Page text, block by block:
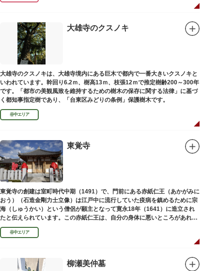
大雄寺のクスノキ
大雄寺のクスノキは、大雄寺境内にある巨木で都内で一番大きいクスノキと
いわれています。幹回り6.2ｍ、樹高13ｍ、枝張12ｍで推定樹齢200～300年
です。「都市の美観風致を維持するための樹木の保存に関する法律」に基づ
く都知事指定樹であり、「台東区みどりの条例」保護樹木です。
谷中エリア
東覚寺
東覚寺の創建は室町時代中期（1491）で、門前にある赤紙仁王（あかがみに
おう）（石造金剛力士立像）は江戸中に流行していた疫病を鎮めるために宗
海（しゅうかい）という僧侶が願主となって寛永18年（1641）に造立され
たと伝えられています。この赤紙仁王は、自分の身体に悪いところがあれ
ば、仁王像の同じところに赤紙を貼ると病気が治ると信仰されています。
谷中エリア
柳瀬美仲墓